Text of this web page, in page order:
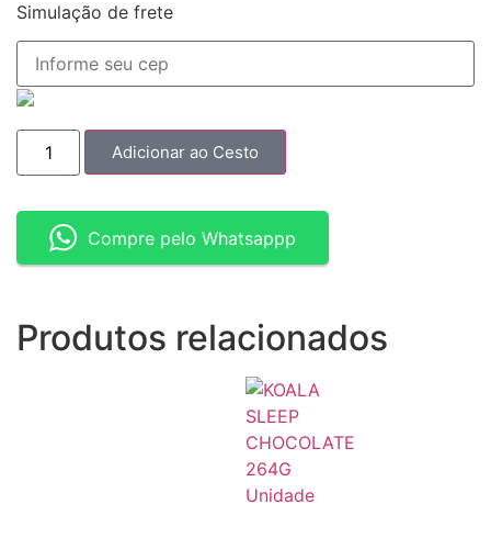
Simulação de frete
Adicionar ao Cesto
Compre pelo Whatsappp
Produtos relacionados